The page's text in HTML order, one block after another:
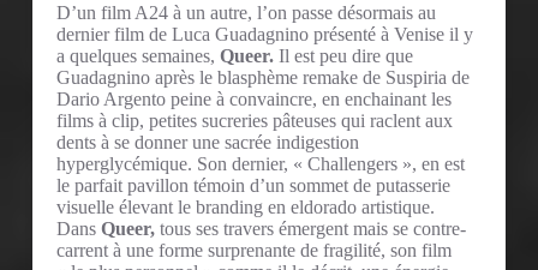
D’un film A24 à un autre, l’on passe désormais au
dernier film de Luca Guadagnino présenté à Venise il y
a quelques semaines, Queer.Il est peu dire que
Guadagnino après le blasphème remake de Suspiria de
Dario Argento peine à convaincre, en enchainant les
films à clip, petites sucreries pâteuses qui raclent aux
dents à se donner une sacrée indigestion
hyperglycémique. Son dernier, « Challengers », en est
le parfait pavillon témoin d’un sommet de putasserie
visuelle élevant le branding en eldorado artistique.
Dans Queer,tous ses travers émergent mais se contre-
carrent à une forme surprenante de fragilité, son film